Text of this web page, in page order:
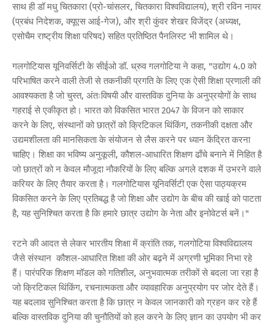
साथ ही डॉ मधु चितकारा (प्रो-चांसलर, चितकारा विश्वविद्यालय), श्री रविन नायर
(प्रबंध निदेशक, क्यूएस आई-गेज), और श्री कुंवर शेखर विजेंद्र (अध्यक्ष,
एसोचैम राष्ट्रीय शिक्षा परिषद) सहित प्रतिष्ठित पैनलिस्ट भी शामिल थे।
गलगोटियास यूनिवर्सिटी के सीईओ डॉ. ध्रुव गलगोटिया ने कहा, "उद्योग 4.0 को
परिभाषित करने वाली तेजी से तकनीकी प्रगति के लिए एक ऐसी शिक्षा प्रणाली की
आवश्यकता है जो चुस्त, अंतःविषयी और वास्तविक दुनिया के अनुप्रयोगों के साथ
गहराई से एकीकृत हो। भारत को विकसित भारत 2047 के विजन को साकार
करने के लिए, संस्थानों को छात्रों को क्रिटिकल थिंकिंग, तकनीकी दक्षता और
उद्यमशीलता की मानसिकता के संयोजन से लैस करने पर ध्यान केंद्रित करना
चाहिए। शिक्षा का भविष्य अनुकूली, कौशल-आधारित शिक्षण ढाँचे बनाने में निहित है
जो छात्रों को न केवल मौजूदा नौकरियों के लिए बल्कि अगले दशक में उभरने वाले
करियर के लिए तैयार करता है। गलगोटियास यूनिवर्सिटी एक ऐसा पाठ्यक्रम
विकसित करने के लिए प्रतिबद्ध है जो शिक्षा और उद्योग के बीच की खाई को पाटता
है, यह सुनिश्चित करता है कि हमारे छात्र उद्योग के नेता और इनोवेटर्स बनें।"
रटने की आदत से लेकर भारतीय शिक्षा में क्रांति तक, गलगोटिया विश्वविद्यालय
जैसे संस्थान कौशल-आधारित शिक्षा की ओर बढ़ने में अग्रणी भूमिका निभा रहे
हैं। पारंपरिक शिक्षण मॉडल को गतिशील, अनुभवात्मक तरीकों से बदला जा रहा है
जो क्रिटिकल थिंकिंग, रचनात्मकता और व्यावहारिक अनुप्रयोग पर जोर देते हैं।
यह बदलाव सुनिश्चित करता है कि छात्र न केवल जानकारी को ग्रहन कर रहे हैं
बल्कि वास्तविक दुनिया की चुनौतियों को हल करने के लिए ज्ञान का उपयोग भी कर